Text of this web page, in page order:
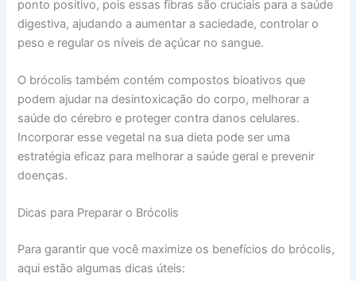
ponto positivo, pois essas fibras são cruciais para a saúde
digestiva, ajudando a aumentar a saciedade, controlar o
peso e regular os níveis de açúcar no sangue.
O brócolis também contém compostos bioativos que
podem ajudar na desintoxicação do corpo, melhorar a
saúde do cérebro e proteger contra danos celulares.
Incorporar esse vegetal na sua dieta pode ser uma
estratégia eficaz para melhorar a saúde geral e prevenir
doenças.
Dicas para Preparar o Brócolis
Para garantir que você maximize os benefícios do brócolis,
aqui estão algumas dicas úteis: